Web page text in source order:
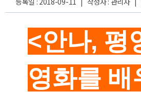
<안나, 평
영화를 배